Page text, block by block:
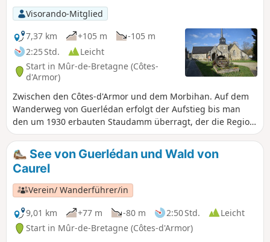
Visorando-Mitglied
7,37 km
+105 m
-105 m
2:25 Std.
Leicht
Start in Mûr-de-Bretagne (Côtes-
d'Armor)
Zwischen den Côtes-d'Armor und dem Morbihan. Auf dem
Wanderweg von Guerlédan erfolgt der Aufstieg bis man
den um 1930 erbauten Staudamm überragt, der die Region
mit Strom versorgen sollte, und wandert dann durch Heide
und Wald hinunter zum Kanal von Nantes nach Brest. Beim
Durchqueren des Ortes Saint-Aignan kommt man an einer
kleinen, sehenswerten Kirche und am Elektrizitätsmuseum
vorbei. Sehenswert ist auch der kleine Staudamm von Saint-
Aignan am Ortsausgang.
See von Guerlédan und Wald von
Caurel
Verein/ Wanderführer/in
9,01 km
+77 m -80 m 2:50 Std.
Leicht
Start in Mûr-de-Bretagne (Côtes-d'Armor)